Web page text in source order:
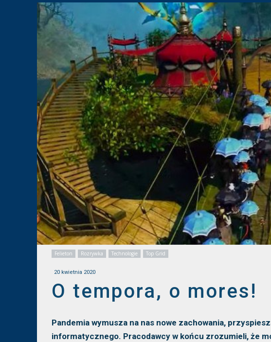
Felieton Rozrywka Technologie Top Grid
20 kwietnia 2020
O tempora, o mores!
Pandemia wymusza na nas nowe zachowania,
informatycznego. Pracodawcy w końcu zrozumieli, że